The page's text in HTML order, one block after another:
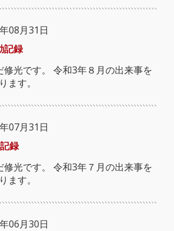
08月31日
記録
光です。 令和3年８月の出来事を
す。
07月31日
録
光です。 令和3年７月の出来事を
す。
06月30日